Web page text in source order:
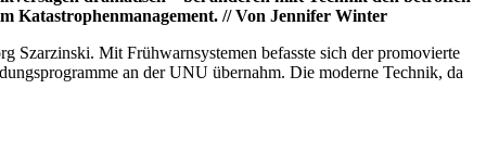
Katastrophenmanagement. // Von Jennifer Winter
Szarzinski. Mit Frühwarnsystemen befasste sich der promovierte
an der UNU übernahm. Die moderne Technik, da